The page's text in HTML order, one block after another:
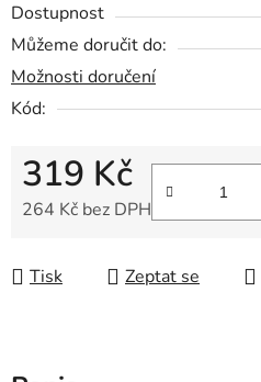
Dostupnost
Můžeme doručit do:
Možnosti doručení
Kód:
319 Kč
264 Kč bez DPH
Tisk Zeptat se